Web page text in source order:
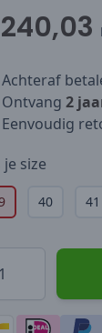
Achteraf
Ontvang 2
Eenvoudig
je size
40 41